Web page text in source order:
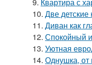
10. Две
11. Диван как
12. Спокойный
13. Уютная
14. Однушка, от